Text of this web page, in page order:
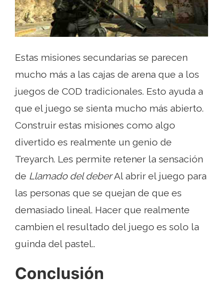
Estas misiones secundarias se parecen
mucho más a las cajas de arena que a los
juegos de COD tradicionales. Esto ayuda a
que el juego se sienta mucho más abierto.
Construir estas misiones como algo
divertido es realmente un genio de
Treyarch. Les permite retener la sensación
de Llamado del deberAl abrir el juego para
las personas que se quejan de que es
demasiado lineal. Hacer que realmente
cambien el resultado del juego es solo la
guinda del pastel..
Conclusión